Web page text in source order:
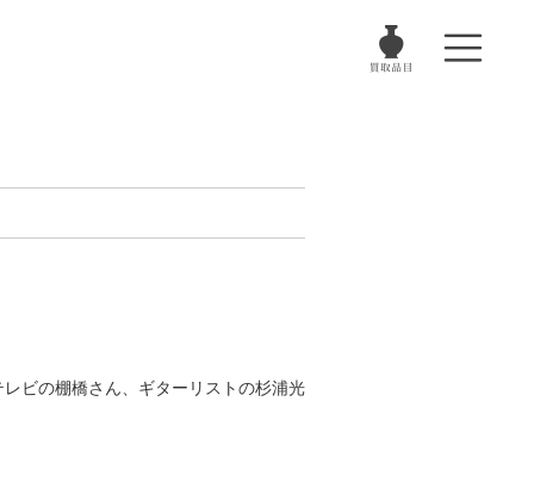
ビの棚橋さん、ギターリストの杉浦光